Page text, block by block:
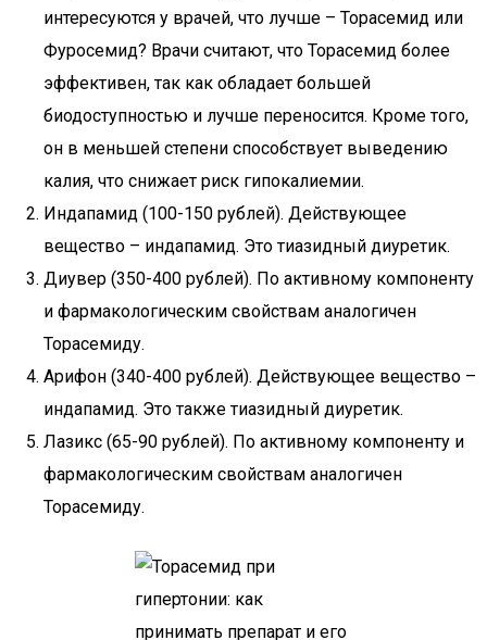
интересуются у врачей, что лучше – Торасемид или
Фуросемид? Врачи считают, что Торасемид более
эффективен, так как обладает большей
биодоступностью и лучше переносится. Кроме того,
он в меньшей степени способствует выведению
калия, что снижает риск гипокалиемии.
Индапамид (100-150 рублей). Действующее
вещество – индапамид. Это тиазидный диуретик.
Диувер (350-400 рублей). По активному компоненту
и фармакологическим свойствам аналогичен
Торасемиду.
Арифон (340-400 рублей). Действующее вещество –
индапамид. Это также тиазидный диуретик.
Лазикс (65-90 рублей). По активному компоненту и
фармакологическим свойствам аналогичен
Торасемиду.